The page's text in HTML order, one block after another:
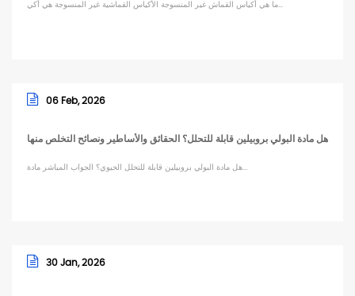
ما هي أكياس القماش غير المنسوجة الأكياس القماشية غير المنسوجة هي أكي...
06 Feb, 2026
هل مادة البولي بروبيلين قابلة للتحلل؟ الحقائق والأساطير ونصائح التخلص منها
هل مادة البولي بروبيلين قابلة للتحلل الحيوي؟ الجواب المباشر مادة...
30 Jan, 2026